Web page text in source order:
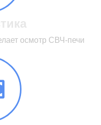
осмотр СВЧ-печи